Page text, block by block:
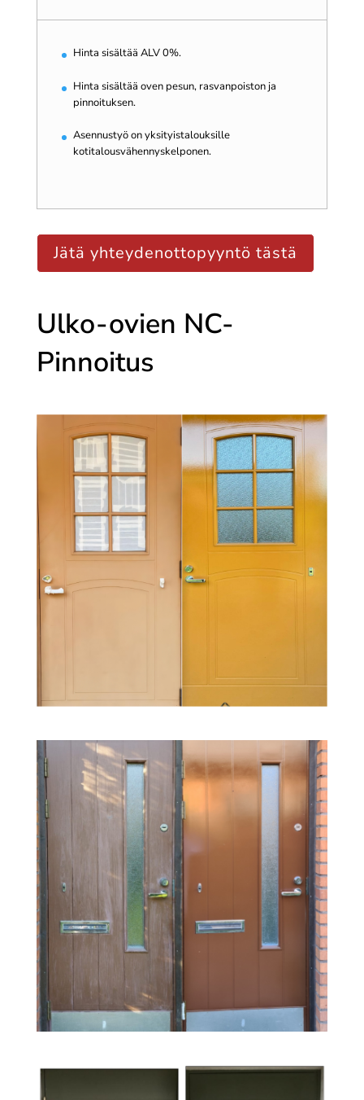
Hinta sisältää ALV 0%.
Hinta sisältää oven pesun, rasvanpoiston ja
pinnoituksen.
Asennustyö on yksityistalouksille
kotitalousvähennyskelponen.
Jätä yhteydenottopyyntö tästä
Ulko-ovien NC-
Pinnoitus